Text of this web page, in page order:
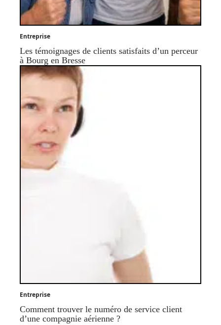
Entreprise
Les témoignages de clients satisfaits d’un perceur
à Bourg en Bresse
Entreprise
Comment trouver le numéro de service client
d’une compagnie aérienne ?